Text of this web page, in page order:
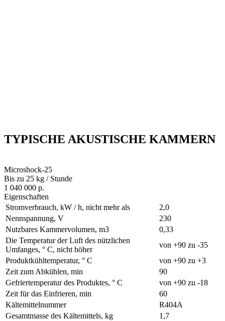
TYPISCHE AKUSTISCHE KAMMERN
Microshock-25
Bis zu 25 kg / Stunde
1 040 000 р.
Eigenschaften
Stromverbrauch, kW / h, nicht mehr als
2,0
Nennspannung, V
230
Nutzbares Kammervolumen, m3
0,33
Die Temperatur der Luft des nützlichen
Umfanges, ° С, nicht höher
von +90 zu -35
Produktkühltemperatur, ° С
von +90 zu +3
Zeit zum Abkühlen, min
90
Gefriertemperatur des Produktes, ° С
von +90 zu -18
Zeit für das Einfrieren, min
60
Kältemittelnummer
R404A
Gesamtmasse des Kältemittels, kg
1,7